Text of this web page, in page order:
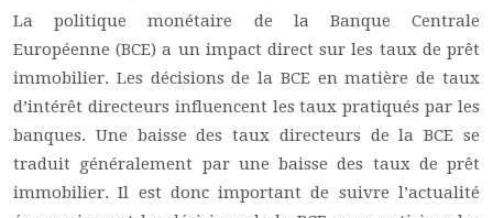
La politique monétaire de la Banque Centrale
Européenne (BCE) a un impact direct sur les taux de prêt
immobilier. Les décisions de la BCE en matière de taux
d’intérêt directeurs influencent les taux pratiqués par les
banques. Une baisse des taux directeurs de la BCE se
traduit généralement par une baisse des taux de prêt
immobilier. Il est donc important de suivre l’actualité